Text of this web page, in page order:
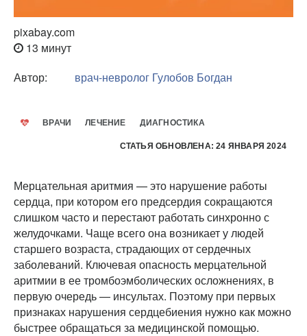
pixabay.com
13 минут
Автор:
врач-невролог Гулобов Богдан
ВРАЧИ ЛЕЧЕНИЕ ДИАГНОСТИКА
СТАТЬЯ ОБНОВЛЕНА: 24 ЯНВАРЯ 2024
Мерцательная аритмия — это нарушение работы
сердца, при котором его предсердия сокращаются
слишком часто и перестают работать синхронно с
желудочками. Чаще всего она возникает у людей
старшего возраста, страдающих от сердечных
заболеваний. Ключевая опасность мерцательной
аритмии в ее тромбоэмболических осложнениях, в
первую очередь — инсультах. Поэтому при первых
признаках нарушения сердцебиения нужно как можно
быстрее обращаться за медицинской помощью.